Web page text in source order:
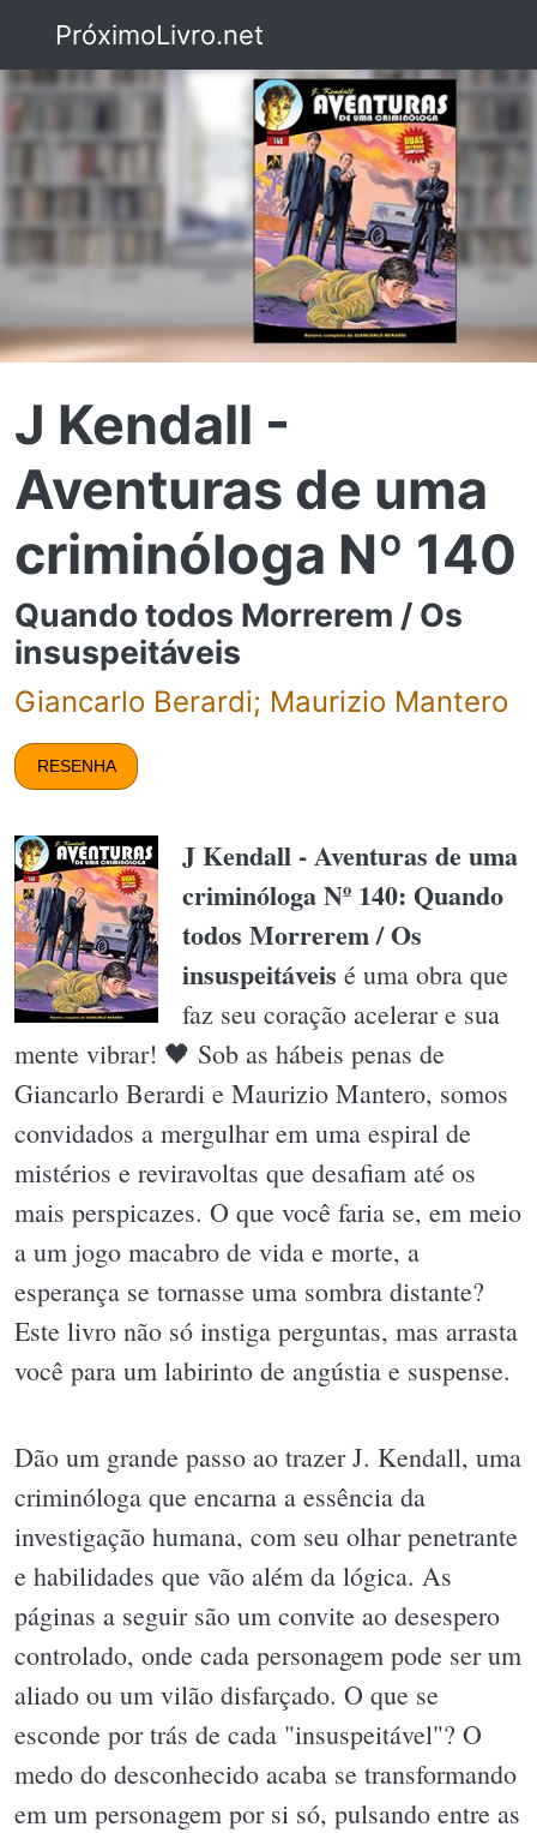
PróximoLivro.net
J Kendall -
Aventuras de uma
criminóloga Nº 140
Quando todos Morrerem / Os
insuspeitáveis
Giancarlo Berardi; Maurizio Mantero
RESENHA
J Kendall - Aventuras de uma
criminóloga Nº 140: Quando
todos Morrerem / Os
insuspeitáveis é uma obra que
faz seu coração acelerar e sua
mente vibrar! 🖤 Sob as hábeis penas de
Giancarlo Berardi e Maurizio Mantero, somos
convidados a mergulhar em uma espiral de
mistérios e reviravoltas que desafiam até os
mais perspicazes. O que você faria se, em meio
a um jogo macabro de vida e morte, a
esperança se tornasse uma sombra distante?
Este livro não só instiga perguntas, mas arrasta
você para um labirinto de angústia e suspense.
Dão um grande passo ao trazer J. Kendall, uma
criminóloga que encarna a essência da
investigação humana, com seu olhar penetrante
e habilidades que vão além da lógica. As
páginas a seguir são um convite ao desespero
controlado, onde cada personagem pode ser um
aliado ou um vilão disfarçado. O que se
esconde por trás de cada "insuspeitável"? O
medo do desconhecido acaba se transformando
em um personagem por si só, pulsando entre as